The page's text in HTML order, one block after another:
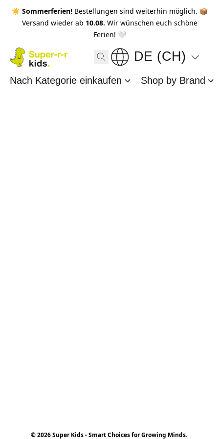
☀️ Sommerferien! Bestellungen sind weiterhin möglich. 📦
Versand wieder ab 10.08. Wir wünschen euch schöne
Ferien! 🤍
DE (CH)
Nach Kategorie einkaufen Shop by Brand
© 2026 Super Kids - Smart Choices for Growing Minds.